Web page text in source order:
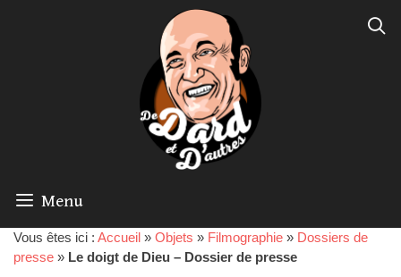
Menu
Vous êtes ici : Accueil » Objets » Filmographie » Dossiers de
presse » Le doigt de Dieu – Dossier de presse